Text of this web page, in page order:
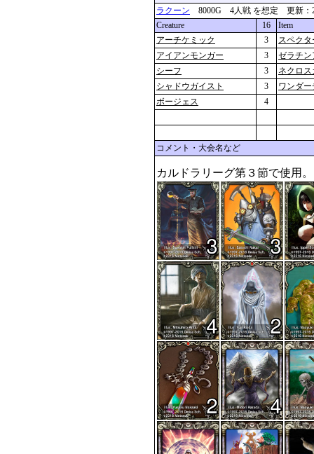
ラクーン 8000G 4人戦 を想定 更新：
Creature
16
Item
アーチケミック
3
スペク
アイアンモンガー
3
ゼラチン
シーフ
3
ネクロ
シャドウガイスト
3
ワンダ
ボージェス
4
コメント・大会名など
カルドラリーグ第３節で使用